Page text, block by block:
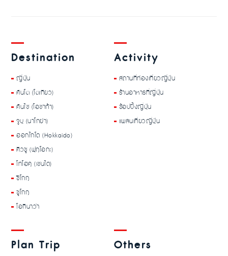
Destination
ญี่ปุ่น
คันโต (โตเกียว)
คันไซ (โอซาก้า)
จูบุ (นาโกย่า)
ฮอกไกโด (Hokkaido)
คิวชู (ฟุกุโอกะ)
โทโฮคุ (เซนได)
ชิโกกุ
ชูโกกุ
โอกินาว่า
Activity
สถานที่ท่องเที่ยวญี่ปุ่น
ร้านอาหารที่ญี่ปุ่น
ช้อปปิ้งญี่ปุ่น
แพลนเที่ยวญี่ปุ่น
Plan Trip Others